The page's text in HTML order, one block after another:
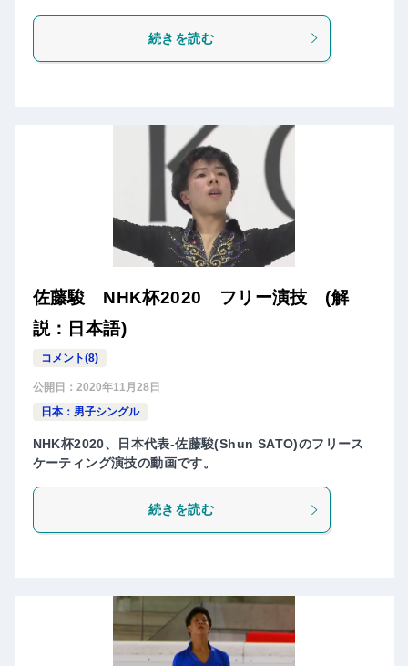
続きを読む
佐藤駿 NHK杯2020 フリー演技 (解
説：日本語)
コメント(8)
公開日： 2020年11月28日
日本：男子シングル
NHK杯2020、日本代表-佐藤駿(Shun SATO)のフリース
ケーティング演技の動画です。
続きを読む